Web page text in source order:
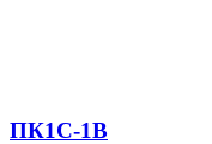
ПК1С-1В